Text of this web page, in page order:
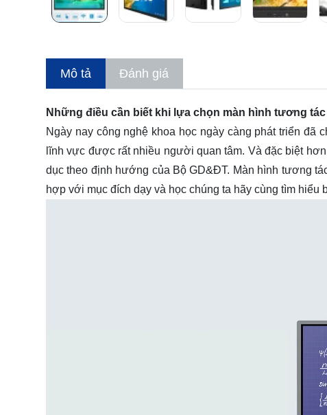
Mô tả Đánh giá
Những điều cần biết khi lựa chọn màn hình tương
Ngày nay công nghệ khoa học ngày càng phát triển
lĩnh vực được rất nhiều người quan tâm. Và đặc biệt
dục theo định hướng của Bộ GD&ĐT. Màn hình tương
hợp với mục đích dạy và học chúng ta hãy cùng tìm hiểu